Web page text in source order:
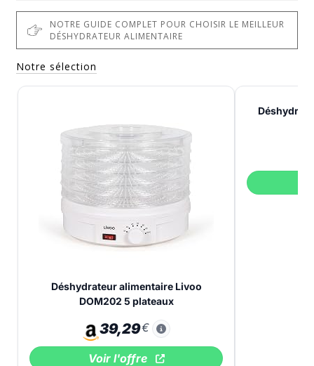
NOTRE GUIDE COMPLET POUR CHOISIR LE MEILLEUR
DÉSHYDRATEUR ALIMENTAIRE
Notre sélection
Déshydrateur alimentaire Livoo
DOM202 5 plateaux
39,29€
Voir l'offre